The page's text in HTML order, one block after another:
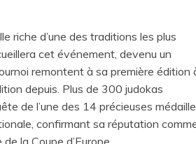
riche d’une des traditions les plus
cet événement, devenu un
remontent à sa première édition
depuis. Plus de 300 judokas
de l’une des 14 précieuses
confirmant sa réputation
la Coupe d’Europe.